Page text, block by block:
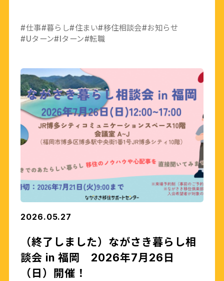
#仕事#暮らし#住まい#移住相談会#お知らせ
#Uターン#Iターン#転職
2026.05.27
（終了しました）ながさき暮らし相
談会 in 福岡 2026年7月26日
（日）開催！